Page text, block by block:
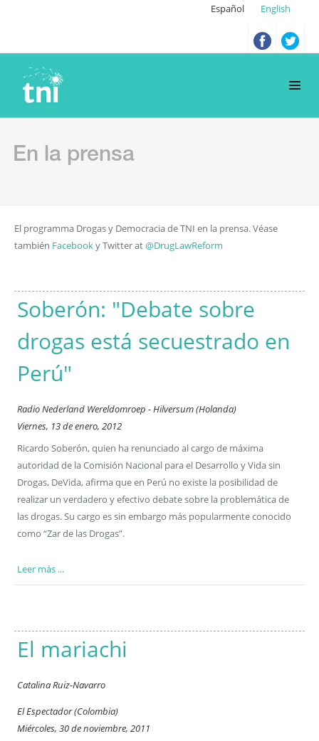
Español English
En la prensa
El programma Drogas y Democracia de TNI en la prensa. Véase
también Facebooky Twitter at@DrugLawReform
Soberón: "Debate sobre
drogas está secuestrado en
Perú"
Radio Nederland Wereldomroep - Hilversum (Holanda)
Viernes, 13 de enero, 2012
Ricardo Soberón, quien ha renunciado al cargo de máxima
autoridad de la Comisión Nacional para el Desarrollo y Vida sin
Drogas, DeVida, afirma que en Perú no existe la posibilidad de
realizar un verdadero y efectivo debate sobre la problemática de
las drogas. Su cargo es sin embargo más popularmente conocido
como “Zar de las Drogas”.
Leer más ...
El mariachi
Catalina Ruiz-Navarro
El Espectador (Colombia)
Miércoles, 30 de noviembre, 2011